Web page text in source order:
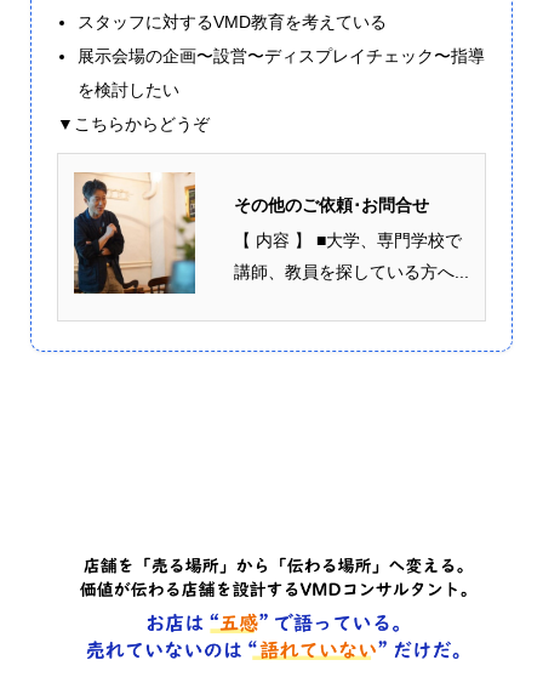
スタッフに対するVMD教育を考えている
展示会場の企画〜設営〜ディスプレイチェック〜指導
を検討したい
▼こちらからどうぞ
その他のご依頼･お問合せ
【 内容 】 ■大学、専門学校で
講師、教員を探している方へ...